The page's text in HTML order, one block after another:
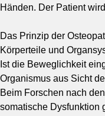
Händen. Der Patient
Das Prinzip der
Körperteile und
Ist die Beweglichkeit
Organismus aus Sicht
Beim Forschen nach
somatische Dysfunktion